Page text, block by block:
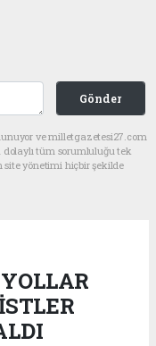
Gönder
ve milletgazetesi27.com
dolaylı tüm sorumluluğu tek
site yönetimi hiçbir şekilde